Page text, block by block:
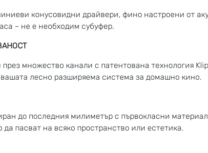
конусовидни драйвери, фино настроени от
– не е необходим субуфер.
множество канали с патентована технология
лесно разширяема система за домашно кино.
до последния милиметър с първокласни
пасват на всяко пространство или естетика.